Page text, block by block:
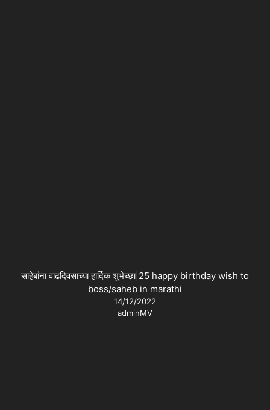
साहेबांना वाढदिवसाच्या हार्दिक शुभेच्छा|25 happy birthday wish to
boss/saheb in marathi
14/12/2022
adminMV